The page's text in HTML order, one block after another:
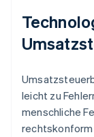
leicht zu
menschliche
rechtskonform